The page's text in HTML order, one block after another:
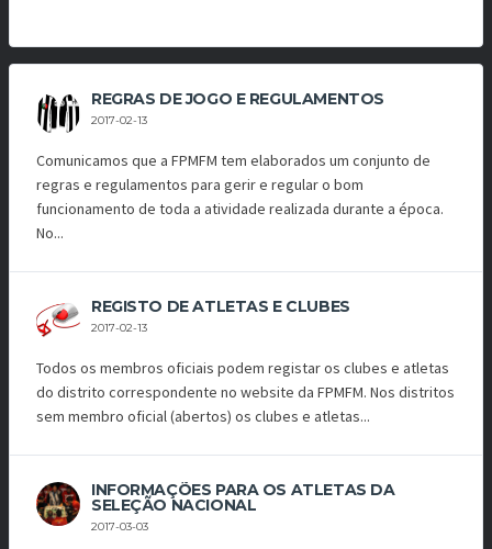
REGRAS DE JOGO E REGULAMENTOS
2017-02-13
Comunicamos que a FPMFM tem elaborados um conjunto de
regras e regulamentos para gerir e regular o bom
funcionamento de toda a atividade realizada durante a época.
No...
REGISTO DE ATLETAS E CLUBES
2017-02-13
Todos os membros oficiais podem registar os clubes e atletas
do distrito correspondente no website da FPMFM. Nos distritos
sem membro oficial (abertos) os clubes e atletas...
INFORMAÇÕES PARA OS ATLETAS DA
SELEÇÃO NACIONAL
2017-03-03